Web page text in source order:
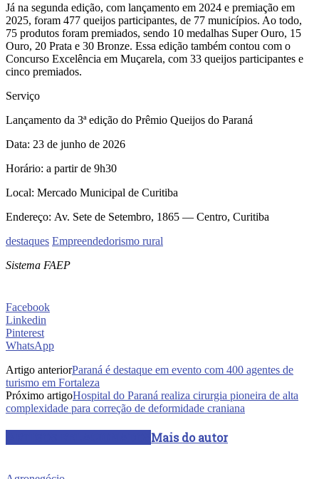
Já na segunda edição, com lançamento em 2024 e premiação em
2025, foram 477 queijos participantes, de 77 municípios. Ao todo,
75 produtos foram premiados, sendo 10 medalhas Super Ouro, 15
Ouro, 20 Prata e 30 Bronze. Essa edição também contou com o
Concurso Excelência em Muçarela, com 33 queijos participantes e
cinco premiados.
Serviço
Lançamento da 3ª edição do Prêmio Queijos do Paraná
Data: 23 de junho de 2026
Horário: a partir de 9h30
Local: Mercado Municipal de Curitiba
Endereço: Av. Sete de Setembro, 1865 — Centro, Curitiba
destaques Empreendedorismo rural
Sistema FAEP
Facebook
Linkedin
Pinterest
WhatsApp
Artigo anteriorParaná é destaque em evento com 400 agentes de
turismo em Fortaleza
Próximo artigoHospital do Paraná realiza cirurgia pioneira de alta
complexidade para correção de deformidade craniana
Mais do autor